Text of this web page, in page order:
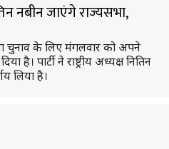
नबीन जाएंगे राज्यसभा,
चुनाव के लिए मंगलवार को अपने
है। पार्टी ने राष्ट्रीय अध्यक्ष नितिन
लिया है।